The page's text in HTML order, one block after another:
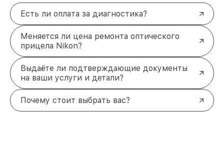
Есть ли оплата за диагностика?
Меняется ли цена ремонта оптического
прицела Nikon?
Выдаёте ли подтверждающие документы
на ваши услуги и детали?
Почему стоит выбрать вас?